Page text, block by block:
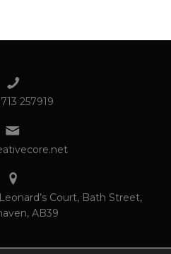
257919
Court, Bath Street,
AB39